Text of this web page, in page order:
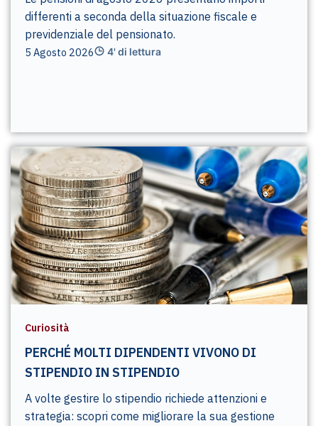
differenti a seconda della situazione fiscale e
previdenziale del pensionato.
5 Agosto 2026 4' di lettura
Curiosità
PERCHÉ MOLTI DIPENDENTI VIVONO DI
STIPENDIO IN STIPENDIO
A volte gestire lo stipendio richiede attenzioni e
strategia: scopri come migliorare la sua gestione